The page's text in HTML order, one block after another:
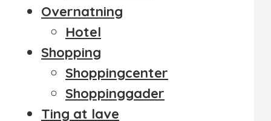
Overnatning
Hotel
Shopping
Shoppingcenter
Shoppinggader
Ting at lave